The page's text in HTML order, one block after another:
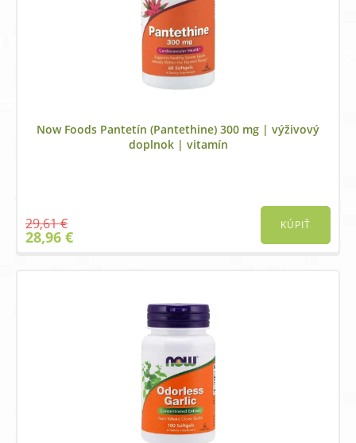
Now Foods Pantetín (Pantethine) 300 mg | výživový
doplnok | vitamín
29,61€
Original
price
28,96 €Current
price
KÚPIŤ